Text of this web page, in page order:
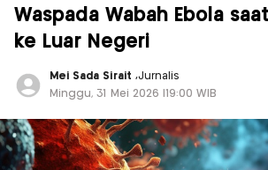
Waspada Wabah Ebola
ke Luar Negeri
Mei Sada Sirait ,Jurnalis
Minggu, 31 Mei 2026 |19:00 WIB